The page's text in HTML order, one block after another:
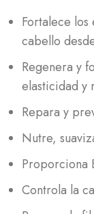
Fortalece
cabello
Regenera y
elasticidad y
Repara y
Nutre,
Proporciona
Controla la